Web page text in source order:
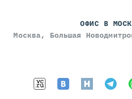
ОФИС В
Москва, Большая